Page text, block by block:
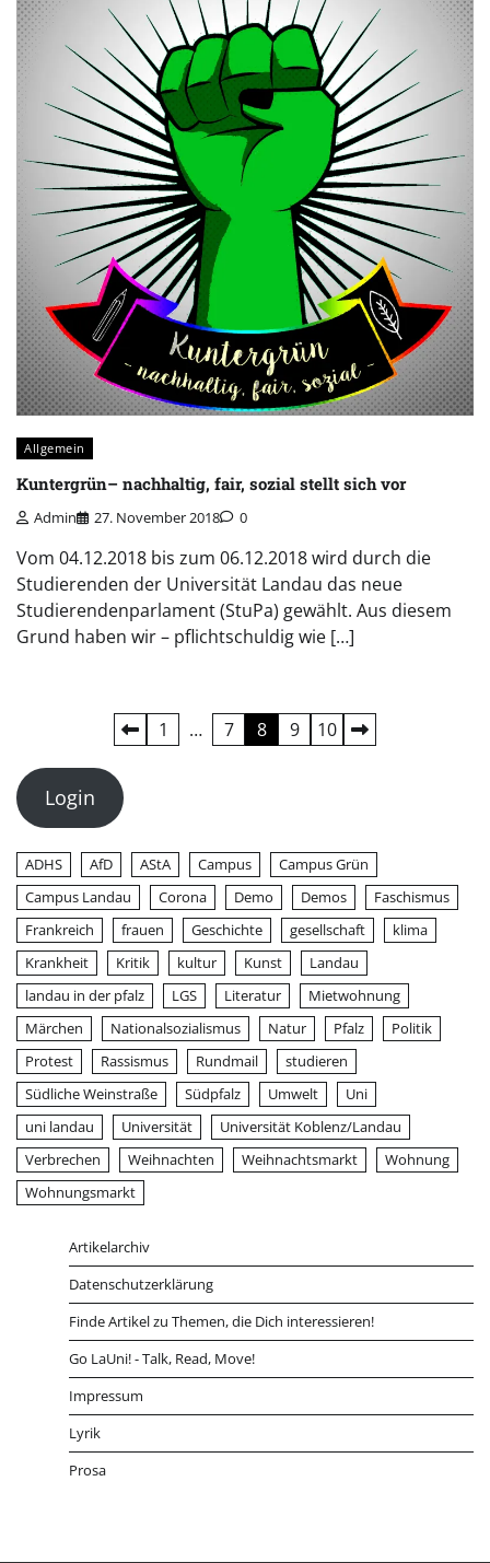
Allgemein
Kuntergrün– nachhaltig, fair, sozial stellt sich vor
Admin 27. November 2018 0
Vom 04.12.2018 bis zum 06.12.2018 wird durch die
Studierenden der Universität Landau das neue
Studierendenparlament (StuPa) gewählt. Aus diesem
Grund haben wir – pflichtschuldig wie […]
Seitennummerierung
der
Beiträge
1 … 7 8 9 10
Login
ADHS AfD AStA Campus
Campus Grün
Campus Landau
Corona Demo Demos
Faschismus
Frankreich
frauen Geschichte gesellschaft
klima
Krankheit
Kritik kultur Kunst
Landau
landau in der pfalz
LGS Literatur
Mietwohnung
Märchen
Nationalsozialismus Natur Pfalz
Politik
Protest
Rassismus Rundmail
studieren
Südliche Weinstraße
Südpfalz Umwelt
Uni
uni landau
Universität
Universität Koblenz/Landau
Verbrechen
Weihnachten Weihnachtsmarkt
Wohnung
Wohnungsmarkt
Artikelarchiv
Datenschutzerklärung
Finde Artikel zu Themen, die Dich interessieren!
Go LaUni! - Talk, Read, Move!
Impressum
Lyrik
Prosa